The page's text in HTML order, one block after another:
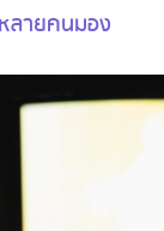
ลายคนมอง